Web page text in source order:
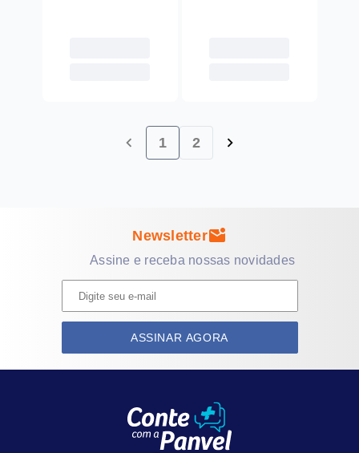
chevron_left 1 2 chevron_right
Newslettermark_email_unread
Assine e receba nossas novidades
ASSINAR AGORA